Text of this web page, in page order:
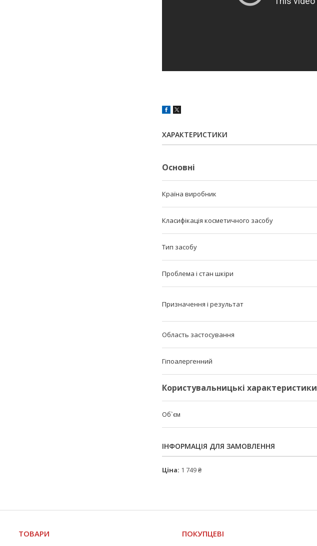
ХАРАКТЕРИСТИКИ
Основні
Країна виробник
Класифікація косметичного засобу
Тип засобу
Проблема і стан шкіри
Призначення і результат
Область застосування
Гіпоалергенний
Користувальницькі характеристики
Об`єм
ІНФОРМАЦІЯ ДЛЯ ЗАМОВЛЕННЯ
Ціна: 1 749 ₴
ТОВАРИ ПОКУПЦЕВІ